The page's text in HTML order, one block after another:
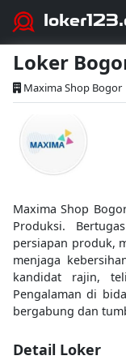
Loker
Maxima Shop Bogor
Maxima Shop
Produksi.
persiapan produk,
menjaga
kandidat rajin,
Pengalaman di
bergabung dan
Detail Loker